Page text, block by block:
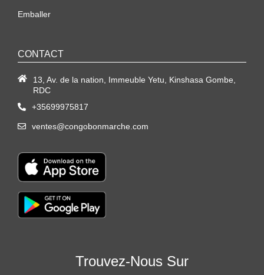
Emballer
CONTACT
13, Av. de la nation, Immeuble Yetu, Kinshasa Gombe,
RDC
+35699975817
ventes@congobonmarche.com
Trouvez-Nous Sur